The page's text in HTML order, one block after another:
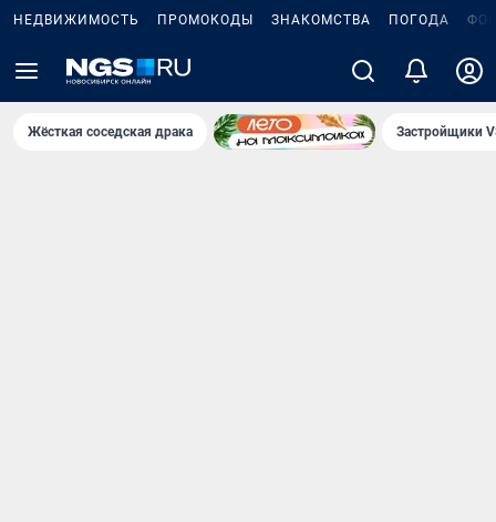
НЕДВИЖИМОСТЬ ПРОМОКОДЫ ЗНАКОМСТВА ПОГОДА
Жёсткая соседская драка Застройщики